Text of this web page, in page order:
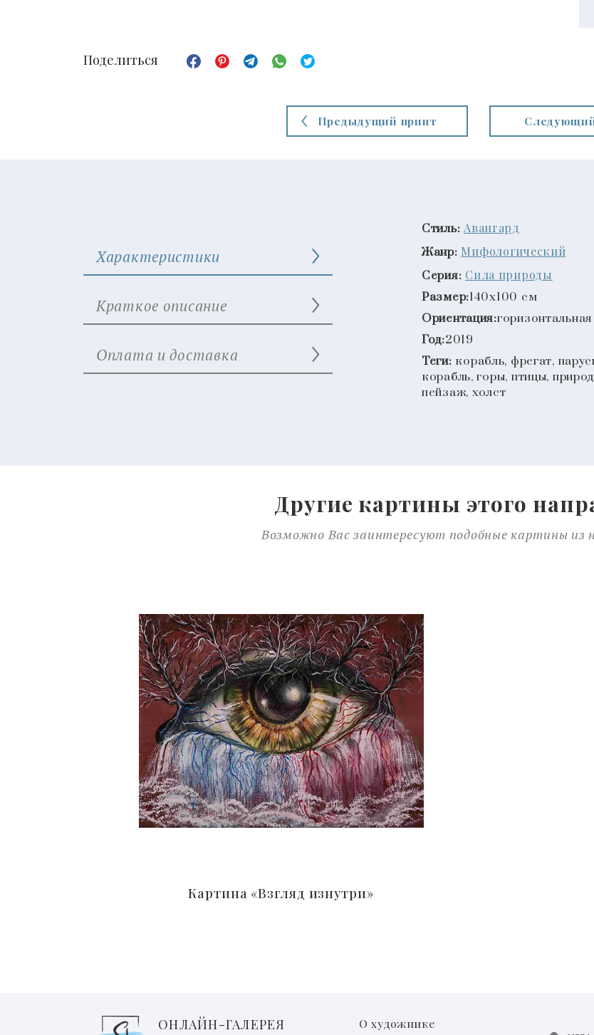
Поделиться
Предыдущий принт
Характеристики
Краткое описание
Оплата и доставка
Стиль: Авангард
Жанр: Мифологический
Серия: Сила природы
Размер:140x100 см
Ориентация:горизонтальная
Год:2019
Теги: корабль, фрегат,
корабль, горы, птицы,
пейзаж, холст
Другие картины этого
Возможно Вас заинтересуют подобные картины из
Картина «Взгляд изнутри»
ОНЛАЙН-ГАЛЕРЕЯ
О художнике